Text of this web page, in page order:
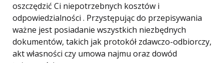
oszczędzić Ci niepotrzebnych kosztów i
odpowiedzialności . Przystępując do przepisywania
ważne jest posiadanie wszystkich niezbędnych
dokumentów, takich jak protokół zdawczo-odbiorczy,
akt własności czy umowa najmu oraz dowód